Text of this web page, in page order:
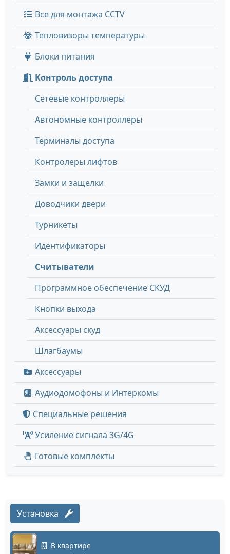
Все для монтажа CCTV
Тепловизоры температуры
Блоки питания
Контроль доступа
Сетевые контроллеры
Автономные контроллеры
Терминалы доступа
Контролеры лифтов
Замки и защелки
Доводчики двери
Турникеты
Идентификаторы
Считыватели
Программное обеспечение СКУД
Кнопки выхода
Аксессуары скуд
Шлагбаумы
Аксессуары
Аудиодомофоны и Интеркомы
Специальные решения
Усиление сигнала 3G/4G
Готовые комплекты
Установка
В квартире